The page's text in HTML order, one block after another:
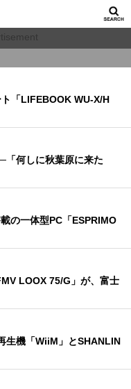
「LIFEBOOK WU-X/H
「何しに秋葉原に来た
の一体型PC「ESPRIMO
LOOX 75/G」が、富士
生機「WiiM」とSHANLIN